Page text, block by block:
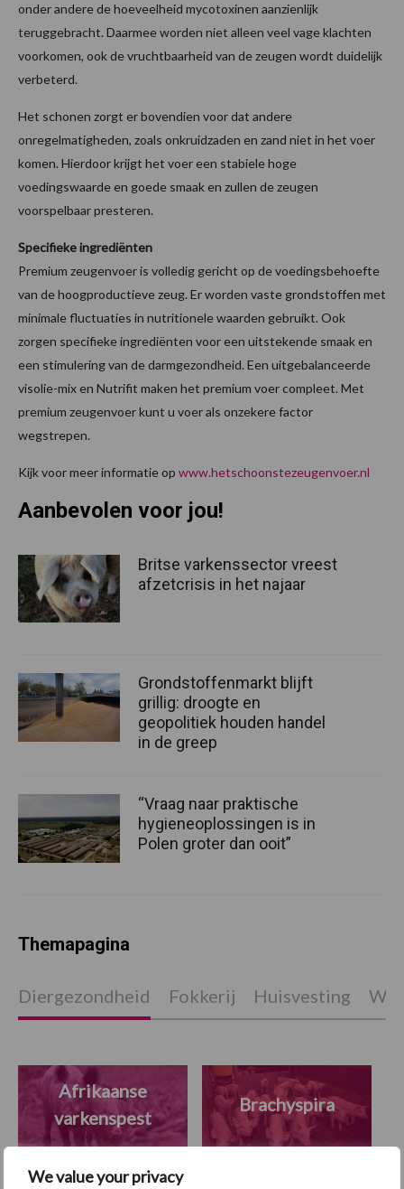
We value your privacy
onder andere de hoeveelheid mycotoxinen aanzienlijk
teruggebracht. Daarmee worden niet alleen veel vage klachten
voorkomen, ook de vruchtbaarheid van de zeugen wordt duidelijk
verbeterd.
Het schonen zorgt er bovendien voor dat andere
onregelmatigheden, zoals onkruidzaden en zand niet in het voer
komen. Hierdoor krijgt het voer een stabiele hoge
voedingswaarde en goede smaak en zullen de zeugen
voorspelbaar presteren.
Specifieke ingrediënten
Premium zeugenvoer is volledig gericht op de voedingsbehoefte
van de hoogproductieve zeug. Er worden vaste grondstoffen met
minimale fluctuaties in nutritionele waarden gebruikt. Ook
zorgen specifieke ingrediënten voor een uitstekende smaak en
een stimulering van de darmgezondheid. Een uitgebalanceerde
visolie-mix en Nutrifit maken het premium voer compleet. Met
premium zeugenvoer kunt u voer als onzekere factor
wegstrepen.
Kijk voor meer informatie op www.hetschoonstezeugenvoer.nl
Aanbevolen voor jou!
Britse varkenssector vreest
afzetcrisis in het najaar
Grondstoffenmarkt blijft
grillig: droogte en
geopolitiek houden handel
in de greep
“Vraag naar praktische
hygieneoplossingen is in
Polen groter dan ooit”
Themapagina
Diergezondheid Fokkerij Huisvesting
Afrikaanse
varkenspest
Brachyspira